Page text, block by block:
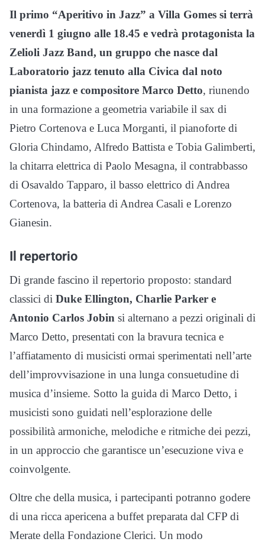
Il primo “Aperitivo in Jazz” a Villa Gomes si terrà
venerdì 1 giugno alle 18.45 e vedrà protagonista la
Zelioli Jazz Band, un gruppo che nasce dal
Laboratorio jazz tenuto alla Civica dal noto
pianista jazz e compositore Marco Detto, riunendo
in una formazione a geometria variabile il sax di
Pietro Cortenova e Luca Morganti, il pianoforte di
Gloria Chindamo, Alfredo Battista e Tobia Galimberti,
la chitarra elettrica di Paolo Mesagna, il contrabbasso
di Osavaldo Tapparo, il basso elettrico di Andrea
Cortenova, la batteria di Andrea Casali e Lorenzo
Gianesin.
Il repertorio
Di grande fascino il repertorio proposto: standard
classici di Duke Ellington, Charlie Parker e
Antonio Carlos Jobin si alternano a pezzi originali di
Marco Detto, presentati con la bravura tecnica e
l’affiatamento di musicisti ormai sperimentati nell’arte
dell’improvvisazione in una lunga consuetudine di
musica d’insieme. Sotto la guida di Marco Detto, i
musicisti sono guidati nell’esplorazione delle
possibilità armoniche, melodiche e ritmiche dei pezzi,
in un approccio che garantisce un’esecuzione viva e
coinvolgente.
Oltre che della musica, i partecipanti potranno godere
di una ricca apericena a buffet preparata dal CFP di
Merate della Fondazione Clerici. Un modo